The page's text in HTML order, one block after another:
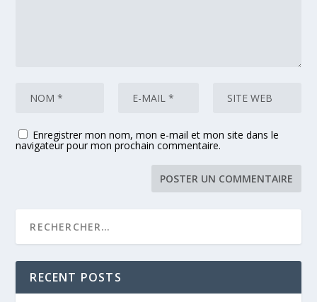
Enregistrer mon nom, mon e-mail et mon site dans le
navigateur pour mon prochain commentaire.
RECENT POSTS